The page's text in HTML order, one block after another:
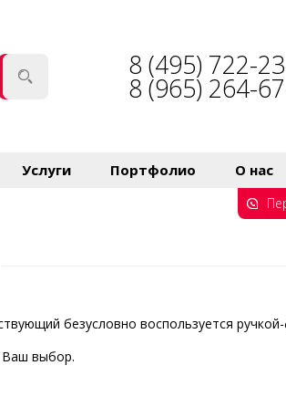
8 (495) 722-
8 (965) 264-
Услуги Портфолио О нас
безусловно воспользуется
Ваш выбор.